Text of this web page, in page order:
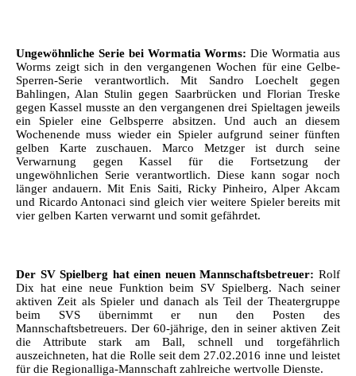
Ungewöhnliche Serie bei Wormatia Worms:Die Wormatia aus
Worms zeigt sich in den vergangenen Wochen für eine Gelbe-
Sperren-Serie verantwortlich. Mit Sandro Loechelt gegen
Bahlingen, Alan Stulin gegen Saarbrücken und Florian Treske
gegen Kassel musste an den vergangenen drei Spieltagen jeweils
ein Spieler eine Gelbsperre absitzen. Und auch an diesem
Wochenende muss wieder ein Spieler aufgrund seiner fünften
gelben Karte zuschauen. Marco Metzger ist durch seine
Verwarnung gegen Kassel für die Fortsetzung der
ungewöhnlichen Serie verantwortlich. Diese kann sogar noch
länger andauern. Mit Enis Saiti, Ricky Pinheiro, Alper Akcam
und Ricardo Antonaci sind gleich vier weitere Spieler bereits mit
vier gelben Karten verwarnt und somit gefährdet.
Der SV Spielberg hat einen neuen Mannschaftsbetreuer: Rolf
Dix hat eine neue Funktion beim SV Spielberg. Nach seiner
aktiven Zeit als Spieler und danach als Teil der Theatergruppe
beim SVS übernimmt er nun den Posten des
Mannschaftsbetreuers. Der 60-jährige, den in seiner aktiven Zeit
die Attribute stark am Ball, schnell und torgefährlich
auszeichneten, hat die Rolle seit dem 27.02.2016 inne und leistet
für die Regionalliga-Mannschaft zahlreiche wertvolle Dienste.